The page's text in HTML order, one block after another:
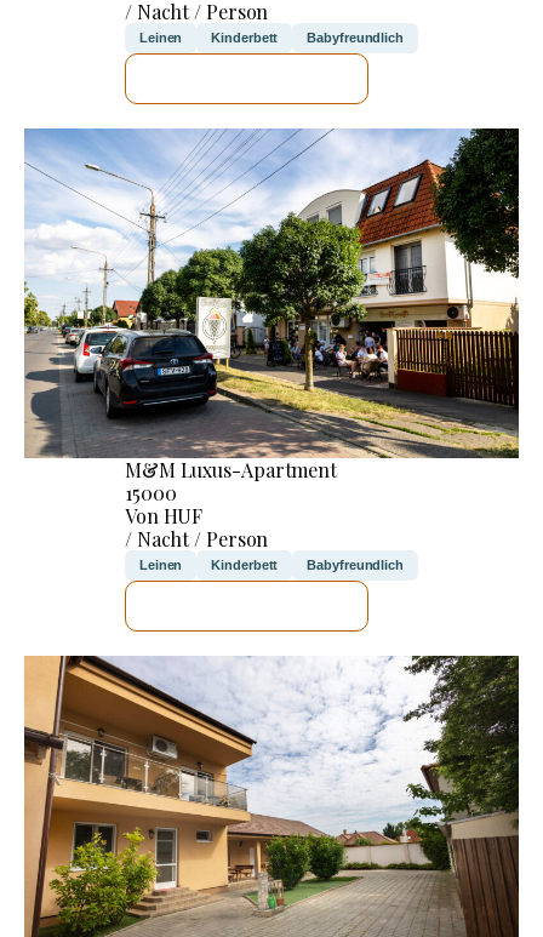
/ Nacht / Person
Leinen Kinderbett Babyfreundlich
M&M Luxus-Apartment
15000
Von HUF
/ Nacht / Person
Leinen Kinderbett Babyfreundlich